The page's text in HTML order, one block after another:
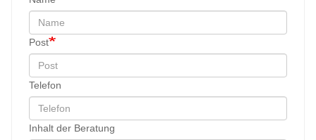
Post
Telefon
Inhalt der Beratung